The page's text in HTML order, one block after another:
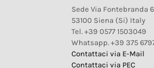
Sede Via Fontebranda
53100 Siena (Si) Italy
Tel. +39 0577 1503049
Whatsapp. +39 375
Contattaci via E-Mail
Contattaci via PEC